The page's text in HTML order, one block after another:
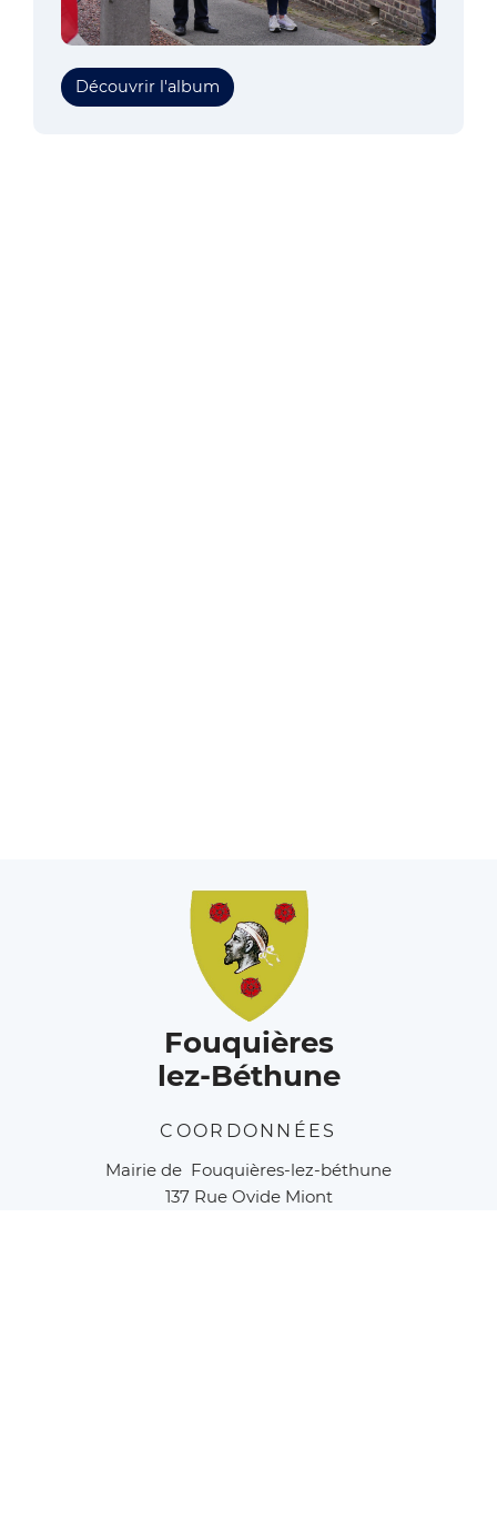
Découvrir l'album
Fouquières
lez-Béthune
COORDONNÉES
Mairie de Fouquières-lez-béthune
137 Rue Ovide Miont